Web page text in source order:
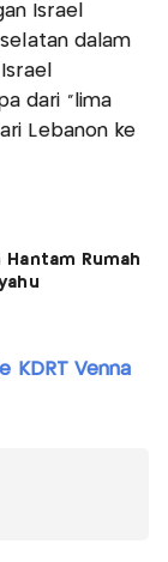
Israel
dalam
dari "lima
Lebanon ke
Rumah
KDRT Venna